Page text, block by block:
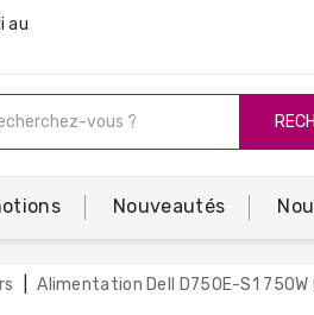
au
Nouveautés
Alimentation Dell D750E-S1 750W